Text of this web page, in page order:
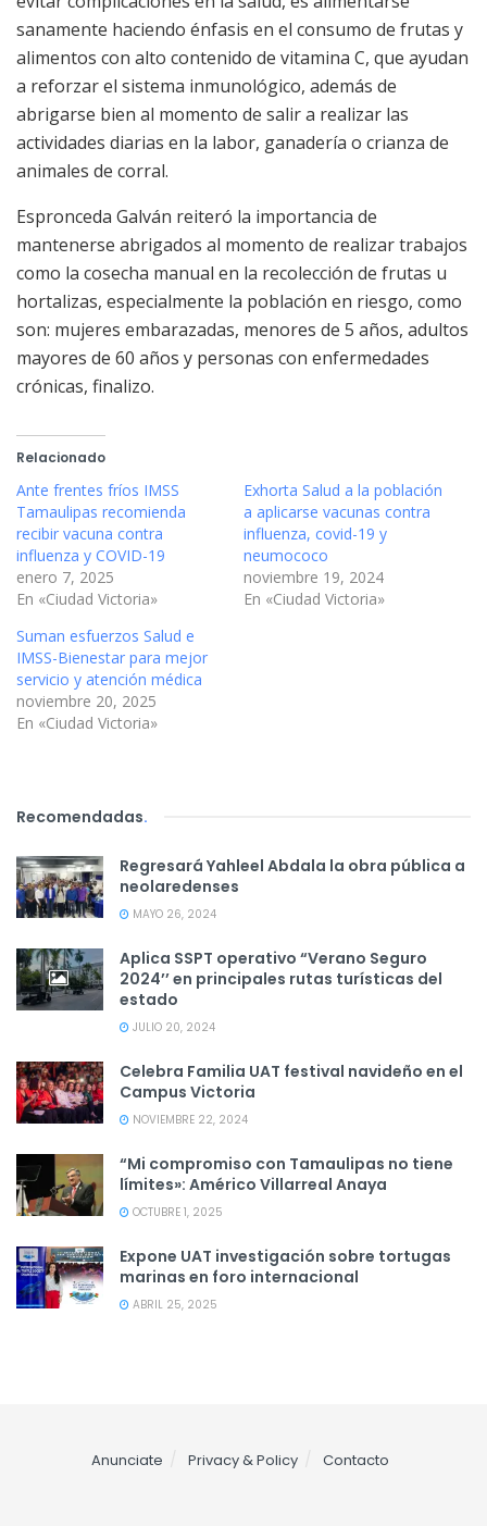
sanamente haciendo énfasis en el consumo de frutas y
alimentos con alto contenido de vitamina C, que ayudan
a reforzar el sistema inmunológico, además de
abrigarse bien al momento de salir a realizar las
actividades diarias en la labor, ganadería o crianza de
animales de corral.
Espronceda Galván reiteró la importancia de
mantenerse abrigados al momento de realizar trabajos
como la cosecha manual en la recolección de frutas u
hortalizas, especialmente la población en riesgo, como
son: mujeres embarazadas, menores de 5 años, adultos
mayores de 60 años y personas con enfermedades
crónicas, finalizo.
Relacionado
Ante frentes fríos IMSS
Tamaulipas recomienda
recibir vacuna contra
influenza y COVID-19
enero 7, 2025
En «Ciudad Victoria»
Exhorta Salud a la población
a aplicarse vacunas contra
influenza, covid-19 y
neumococo
noviembre 19, 2024
En «Ciudad Victoria»
Suman esfuerzos Salud e
IMSS-Bienestar para mejor
servicio y atención médica
noviembre 20, 2025
En «Ciudad Victoria»
Recomendadas.
Regresará Yahleel Abdala la obra pública a
neolaredenses
MAYO 26, 2024
Aplica SSPT operativo “Verano Seguro
2024’’ en principales rutas turísticas del
estado
JULIO 20, 2024
Celebra Familia UAT festival navideño en el
Campus Victoria
NOVIEMBRE 22, 2024
“Mi compromiso con Tamaulipas no tiene
límites»: Américo Villarreal Anaya
OCTUBRE 1, 2025
Expone UAT investigación sobre tortugas
marinas en foro internacional
ABRIL 25, 2025
Anunciate Privacy & Policy Contacto